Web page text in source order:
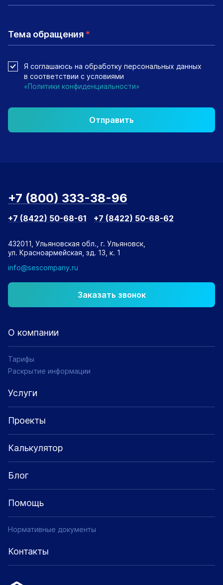
Тема обращения *
Отправить
Я соглашаюсь на обработку персональных данных
в соответствии с условиями
«Политики конфиденциальности»
О компании
Тарифы
Раскрытие информации
Услуги
Проекты
Калькулятор
Блог
Помощь
Нормативные документы
Контакты
+7 (800) 333-38-96
+7 (8422) 50-68-61 +7 (8422) 50-68-62
432011, Ульяновская обл., г. Ульяновск,
ул. Красноармейская, зд. 13, к. 1
info@sescompany.ru
Заказать звонок